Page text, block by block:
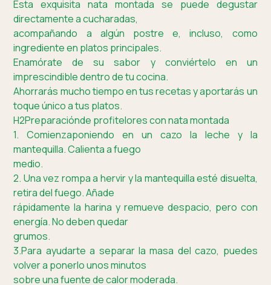
Esta exquisita nata montada se puede degustar
directamente a cucharadas,
acompañando a algún postre e, incluso, como
ingrediente en platos principales.
Enamórate de su sabor y conviértelo en un
imprescindible dentro de tu cocina.
Ahorrarás mucho tiempo en tus recetas y aportarás un
toque único a tus platos.
H2Preparaciónde profitelores con nata montada
1. Comienzaponiendo en un cazo la leche y la
mantequilla. Calienta a fuego
medio.
2. Una vez rompa a hervir y la mantequilla esté disuelta,
retira del fuego. Añade
rápidamente la harina y remueve despacio, pero con
energía. No deben quedar
grumos.
3.Para ayudarte a separar la masa del cazo, puedes
volver a ponerlo unos minutos
sobre una fuente de calor moderada.